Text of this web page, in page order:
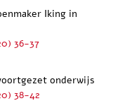
Iking in
36-37
onderwijs
38-42